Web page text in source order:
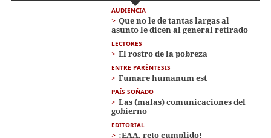
AUDIENCIA
Que no le de tantas largas al
asunto le dicen al general retirado
LECTORES
El rostro de la pobreza
ENTRE PARÉNTESIS
Fumare humanum est
PAÍS SOÑADO
Las (malas) comunicaciones del
gobierno
EDITORIAL
¡EAA, reto cumplido!